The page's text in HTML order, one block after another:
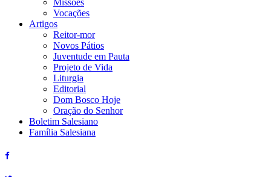
Missões
Vocações
Artigos
Reitor-mor
Novos Pátios
Juventude em Pauta
Projeto de Vida
Liturgia
Editorial
Dom Bosco Hoje
Oração do Senhor
Boletim Salesiano
Família Salesiana